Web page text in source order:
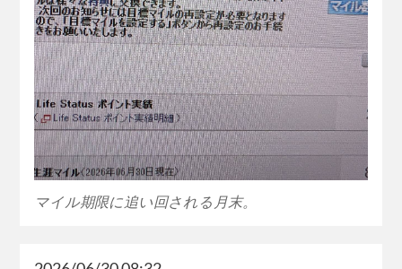
マイル期限に追い回される月末。